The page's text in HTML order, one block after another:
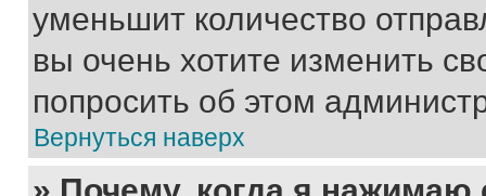
уменьшит количество
вы очень хотите изменить
попросить об этом
Вернуться наверх